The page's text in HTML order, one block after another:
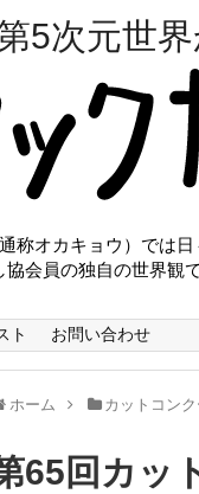
5次元世
称オカキョウ）では
会員の独自の世界
ト お問い合わせ
ホーム カットコン
65回カッ